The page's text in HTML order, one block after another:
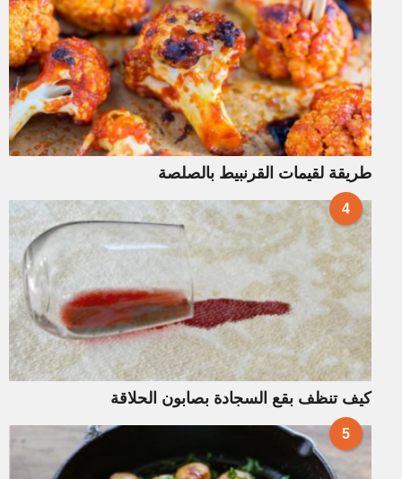
طريقة لقيمات القرنبيط بالصلصة
4
كيف تنظف بقع السجادة بصابون الحلاقة
5